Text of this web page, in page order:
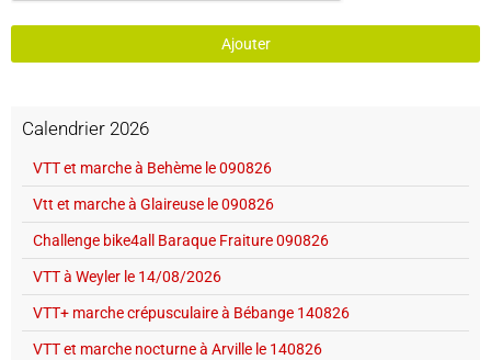
Ajouter
Calendrier 2026
VTT et marche à Behème le 090826
Vtt et marche à Glaireuse le 090826
Challenge bike4all Baraque Fraiture 090826
VTT à Weyler le 14/08/2026
VTT+ marche crépusculaire à Bébange 140826
VTT et marche nocturne à Arville le 140826